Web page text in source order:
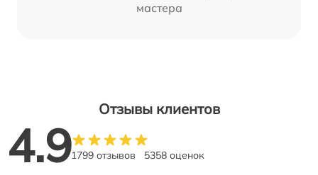
мастера
Отзывы клиентов
4.91799 отзывов 5358 оценок